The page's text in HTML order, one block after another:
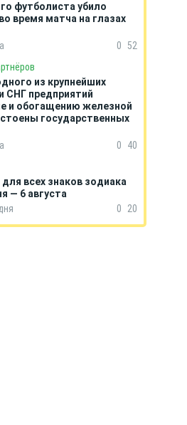
футболиста убило
время матча на глазах
0 52
из крупнейших
СНГ предприятий
и обогащению железной
государственных
0
40
для всех знаков зодиака
— 6 августа
0 20